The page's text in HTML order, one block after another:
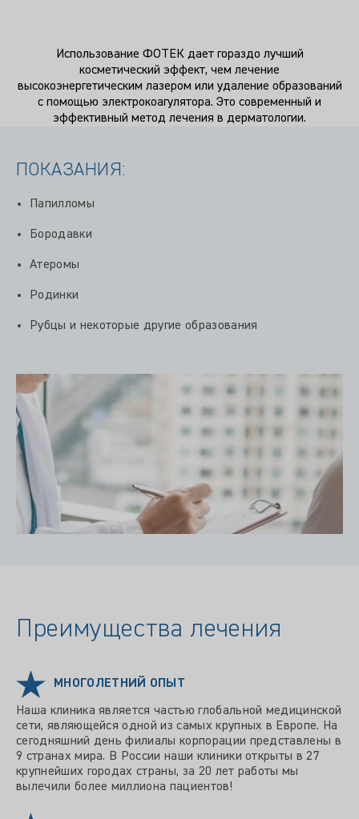
Использование ФОТЕК дает гораздо лучший
косметический эффект, чем лечение
высокоэнергетическим лазером или удаление образований
с помощью электрокоагулятора. Это современный и
эффективный метод лечения в дерматологии.
ПОКАЗАНИЯ:
Папилломы
Бородавки
Атеромы
Родинки
Рубцы и некоторые другие образования
Преимущества лечения
МНОГОЛЕТНИЙ ОПЫТ
Наша клиника является частью глобальной медицинской
сети, являющейся одной из самых крупных в Европе. На
сегодняшний день филиалы корпорации представлены в
9 странах мира. В России наши клиники открыты в 27
крупнейших городах страны, за 20 лет работы мы
вылечили более миллиона пациентов!